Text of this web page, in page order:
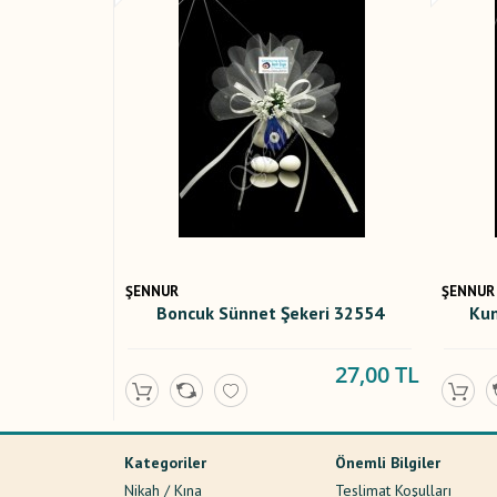
ŞENNUR
Boncuk Sünnet Şekeri 32554
27,00 TL
ŞENNUR
Kategoriler
Nikah / Kına
Önemli Bilgiler
Teslimat Koşulları